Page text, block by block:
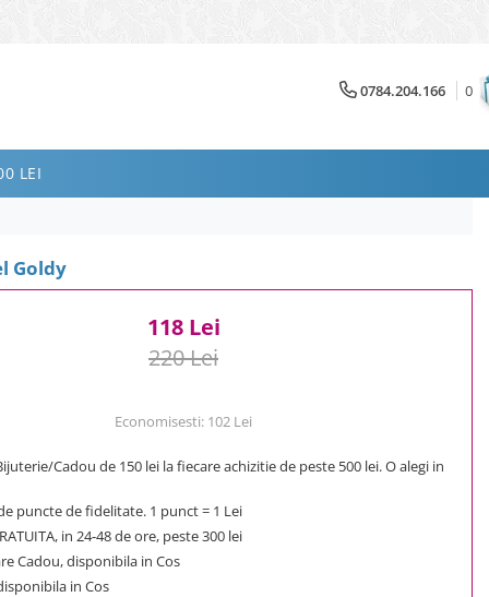
0784.204.166 0
LEI
Goldy
118 Lei
220 Lei
Economisesti: 102 Lei
Cadou de 150 lei la fiecare achizitie de peste 500 lei. O alegi in
puncte de fidelitate. 1 punct = 1 Lei
in 24-48 de ore, peste 300 lei
Cadou, disponibila in Cos
in Cos